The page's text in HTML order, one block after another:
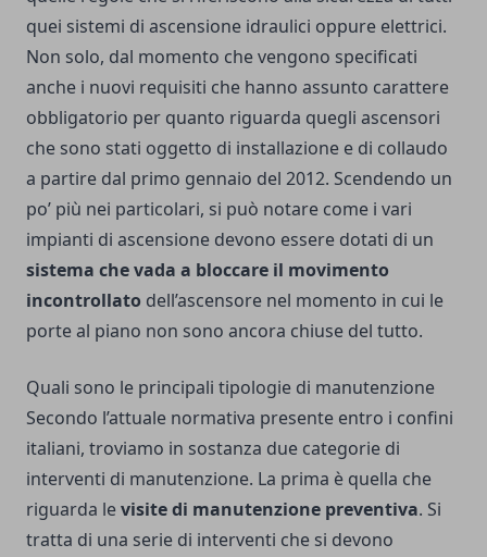
quei sistemi di ascensione idraulici oppure elettrici.
Non solo, dal momento che vengono specificati
anche i nuovi requisiti che hanno assunto carattere
obbligatorio per quanto riguarda quegli ascensori
che sono stati oggetto di installazione e di collaudo
a partire dal primo gennaio del 2012. Scendendo un
po’ più nei particolari, si può notare come i vari
impianti di ascensione devono essere dotati di un
sistema che vada a bloccare il movimento
incontrollato dell’ascensore nel momento in cui le
porte al piano non sono ancora chiuse del tutto.
Quali sono le principali tipologie di manutenzione
Secondo l’attuale normativa presente entro i confini
italiani, troviamo in sostanza due categorie di
interventi di manutenzione. La prima è quella che
riguarda levisite di manutenzione preventiva. Si
tratta di una serie di interventi che si devono